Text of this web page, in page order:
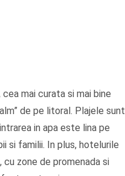
mai curata si mai bine
de pe litoral. Plajele sunt
in apa este lina pe
si familii. In plus, hotelurile
cu zone de promenada si